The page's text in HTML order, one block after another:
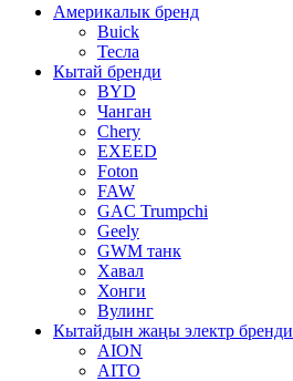
Америкалык бренд
Buick
Тесла
Кытай бренди
BYD
Чанган
Chery
EXEED
Foton
FAW
GAC Trumpchi
Geely
GWM танк
Хавал
Хонги
Вулинг
Кытайдын жаңы электр бренди
AION
AITO